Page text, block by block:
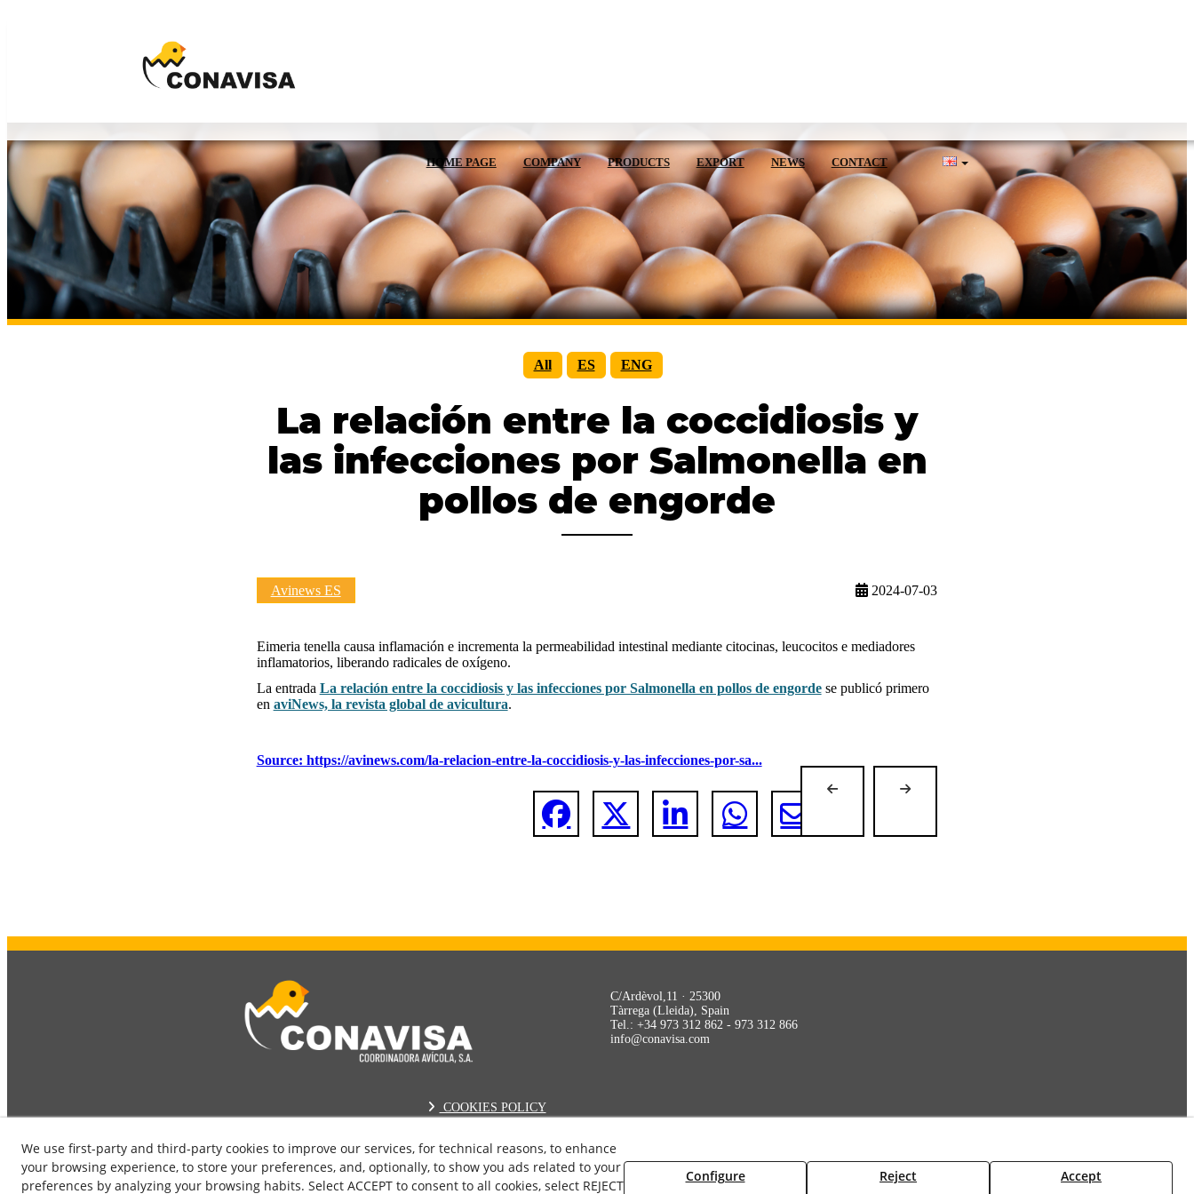
HOME PAGE COMPANY PRODUCTS EXPORT NEWS CONTACT
All ES ENG
La relación entre la coccidiosis y
las infecciones por Salmonella en
pollos de engorde
Avinews ES 2024-07-03
Eimeria tenella causa inflamación e incrementa la permeabilidad intestinal mediante citocinas, leucocitos e mediadores
inflamatorios, liberando radicales de oxígeno.
La entrada La relación entre la coccidiosis y las infecciones por Salmonella en pollos de engordese publicó primero
en aviNews, la revista global de avicultura.
Source: https://avinews.com/la-relacion-entre-la-coccidiosis-y-las-infecciones-por-sa...
C/Ardèvol,11 · 25300
Tàrrega (Lleida), Spain
Tel.: +34 973 312 862 - 973 312 866
info@conavisa.com
COOKIES POLICY
PRIVACY POLICY
We use first-party and third-party cookies to improve our services, for technical reasons, to enhance
your browsing experience, to store your preferences, and, optionally, to show you ads related to your
preferences by analyzing your browsing habits. Select ACCEPT to consent to all cookies, select REJECT
Configure Reject Accept